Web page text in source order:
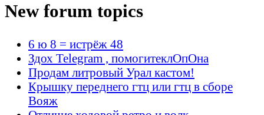
New forum topics
6 ю 8 = истрёж 48
Здох Telegram , помогитеклОпОна
Продам литровый Урал кастом!
Крышку переднего гтц или гтц в сборе
Вояж